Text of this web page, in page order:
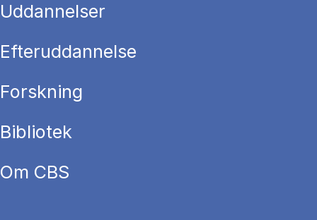
Uddannelser
Efteruddannelse
Forskning
Bibliotek
Om CBS